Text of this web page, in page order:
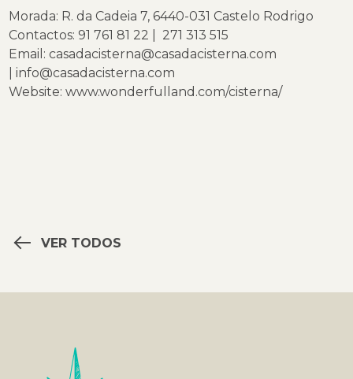
Morada: R. da Cadeia 7, 6440-031 Castelo Rodrigo
Contactos: 91 761 81 22 | 271 313 515
Email:casadacisterna@casadacisterna.com
|info@casadacisterna.com
Website:www.wonderfulland.com/cisterna/
VER TODOS